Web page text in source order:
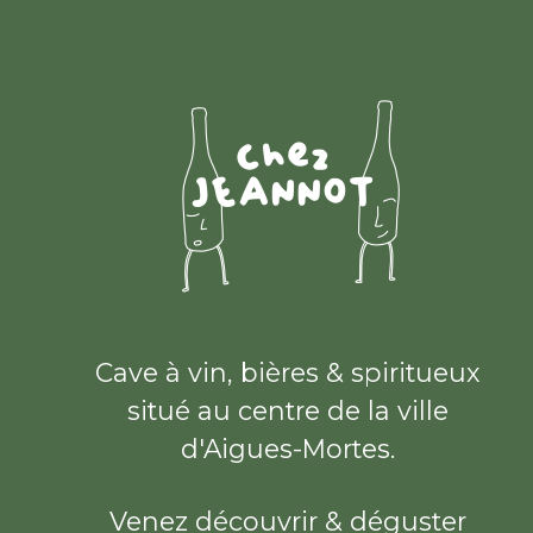
Cave à vin, bières & spiritueux
situé au centre de la ville
d'Aigues-Mortes.
Venez découvrir & déguster